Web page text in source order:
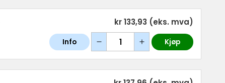
kr 133,93 (eks. mva)
Info Kjøp